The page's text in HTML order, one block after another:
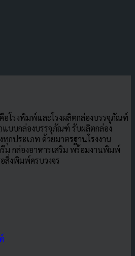
อโรงพิมพ์และโรงผลิตกล่องบรรจุภัณฑ์
แบบกล่องบรรจุภัณฑ์ รับผลิตกล่อง
กประเภท ด้วยมาตรฐานโรงงาน
ม กล่องอาหารเสริม พร้อมงานพิมพ์
สิ่งพิมพ์ครบวงจร